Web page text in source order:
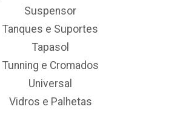
Suspensor
Tanques e Suportes
Tapasol
Tunning e Cromados
Universal
Vidros e Palhetas